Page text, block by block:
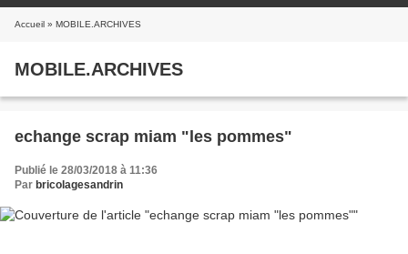
Accueil » MOBILE.ARCHIVES
MOBILE.ARCHIVES
echange scrap miam "les pommes"
Publié le 28/03/2018 à 11:36
Par bricolagesandrin